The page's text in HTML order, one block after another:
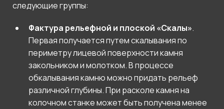
следующие группы:
Фактура рельефной и плоской «Скалы».
Первая получается путем скалывания по
периметру лицевой поверхности камня
закольником и молотком. В процессе
обкалывания камню можно придать рельеф
различной глубины. При расколе камня на
колочном станке может быть получена менее